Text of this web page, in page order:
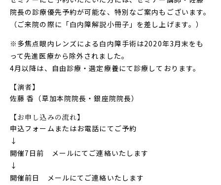
院長の診療優先予約が可能な、特別なご案内もございます。
（ご来院の際に「白内障解説小冊子」を差し上げます。）
※多焦点眼内レンズによる白内障手術は2020年3月末をも
って先進医療から除外されました。
4月以降は、自由診療・選定療養にて診療しております。
【演者】
佐藤 香（草加本院院長・銀座院院長）
【お申し込みの流れ】
申込フォームまたはお電話にてご予約
↓
開催7日前 メールにてご連絡いたします
↓
開催前日 メールにてご連絡いたします